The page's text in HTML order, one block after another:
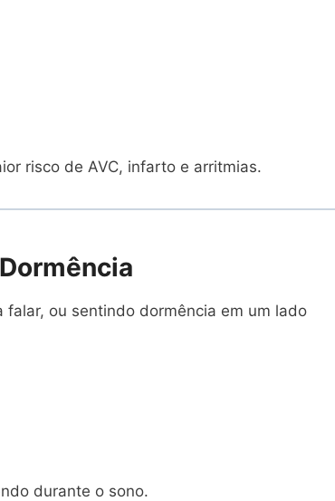
risco de AVC, infarto e arritmias.
ou sentindo dormência em um lado
durante o sono.